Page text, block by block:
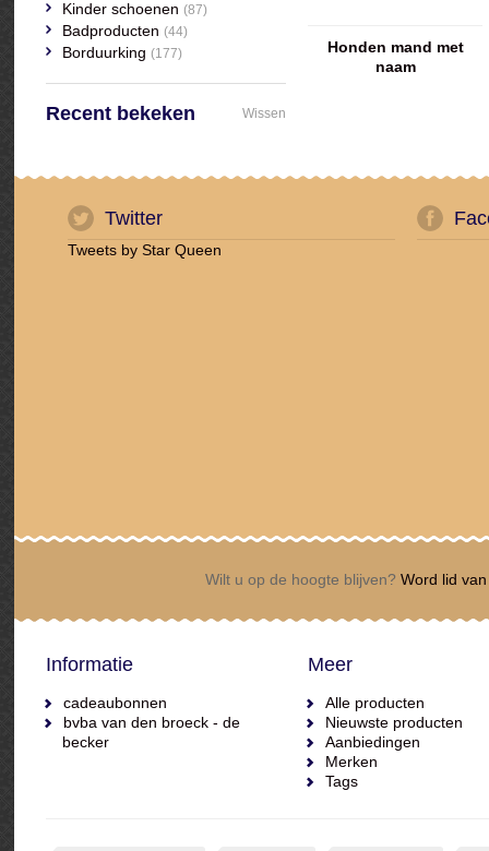
Honden mand met
naam
Kinder schoenen (87)
Badproducten (44)
Borduurking (177)
Recent bekeken Wissen
Twitter
Tweets by Star Queen
Wilt u op de hoogte blijven? Word lid
Informatie
cadeaubonnen
bvba van den broeck - de
becker
Meer
Alle producten
Nieuwste producten
Aanbiedingen
Merken
Tags